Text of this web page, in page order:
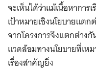
จะเห็นได้ว่าแม้เนื้อหากา
เป้าหมายเชิงนโยบายแต
จากโครงการจึงแตกต่าง
แวดล้อมทางนโยบายที่เ
เรื่องสำคัญยิ่ง